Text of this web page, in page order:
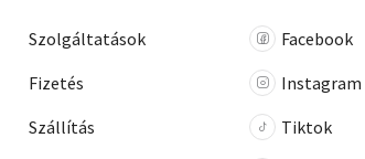
Szolgáltatások
Fizetés
Szállítás
Facebook
Instagram
Tiktok